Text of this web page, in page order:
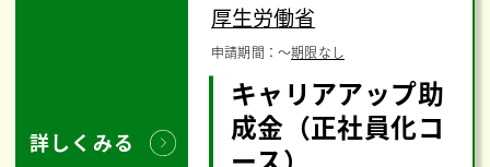
詳しくみる
厚生労働省
申請期間：〜期限なし
キャリアアップ助
成金（正社員化コ